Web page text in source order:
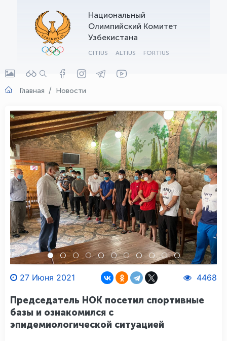
Национальный
Олимпийский Комитет
Узбекистана
CITIUS ALTIUS FORTIUS
Главная Новости
27 Июня 2021 4468
Председатель НОК посетил спортивные
базы и ознакомился с
эпидемиологической ситуацией
OLYMPCHIK AI - yordamchi
Онлайн · olympic.uz